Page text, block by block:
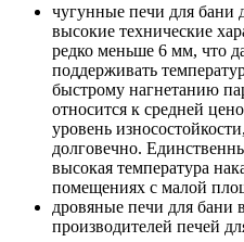
чугунные печи для
высокие технические
редко меньше 6 мм, что
поддерживать
быстрому нагнетанию
относится к средней
уровень
долговечно.
высокая температура
помещениях с малой
дровяные печи для
производителей печей